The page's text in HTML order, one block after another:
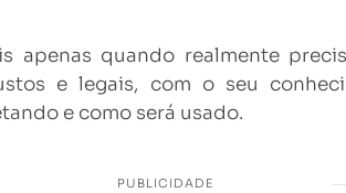
apenas quando realmente
e legais, com o seu
e como será usado.